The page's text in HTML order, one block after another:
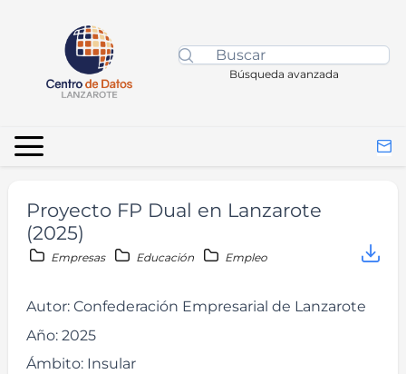
Búsqueda avanzada
Proyecto FP Dual en Lanzarote
(2025)
Empresas Educación Empleo
Autor: Confederación Empresarial de Lanzarote
Año: 2025
Ámbito: Insular